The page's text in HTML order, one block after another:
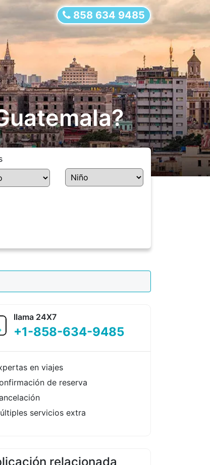
858 634 9485
llama 24X7
+1-858-634-9485
en viajes
de reserva
servicios extra
relacionada